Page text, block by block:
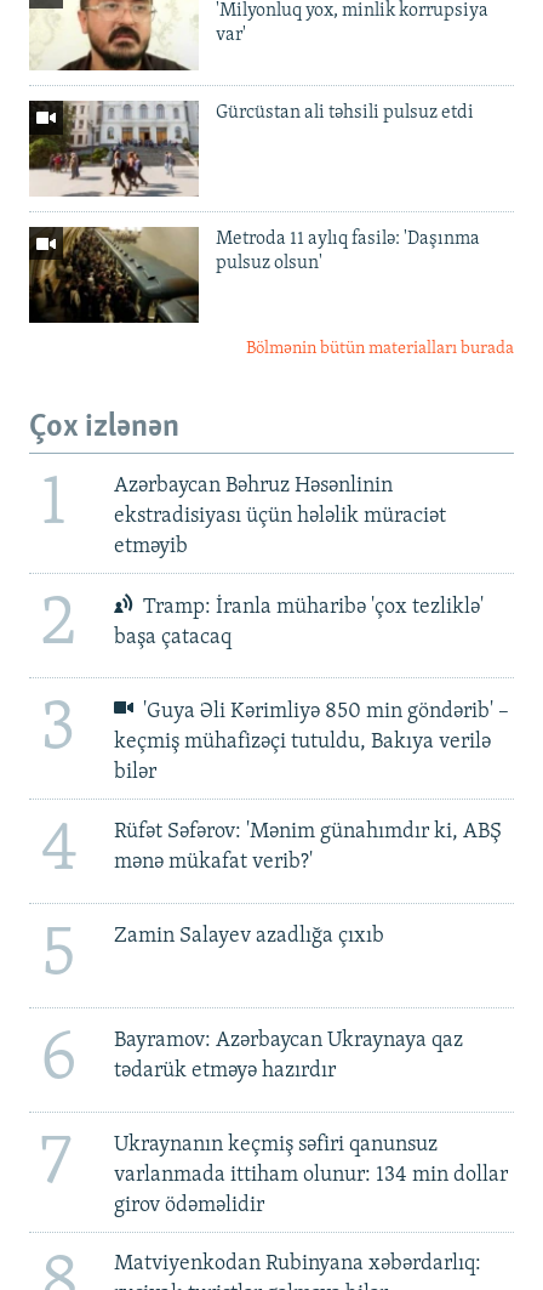
'Milyonluq yox, minlik korrupsiya
var'
Gürcüstan ali təhsili pulsuz etdi
Metroda 11 aylıq fasilə: 'Daşınma
pulsuz olsun'
Bölmənin bütün materialları burada
Çox izlənən
1
Azərbaycan Bəhruz Həsənlinin
ekstradisiyası üçün hələlik müraciət
etməyib
2
Tramp: İranla müharibə 'çox tezliklə'
başa çatacaq
3
'Guya Əli Kərimliyə 850 min göndərib' –
keçmiş mühafizəçi tutuldu, Bakıya verilə
bilər
4
Rüfət Səfərov: 'Mənim günahımdır ki, ABŞ
mənə mükafat verib?'
5 Zamin Salayev azadlığa çıxıb
6
Bayramov: Azərbaycan Ukraynaya qaz
tədarük etməyə hazırdır
7
Ukraynanın keçmiş səfiri qanunsuz
varlanmada ittiham olunur: 134 min dollar
girov ödəməlidir
Matviyenkodan Rubinyana xəbərdarlıq: